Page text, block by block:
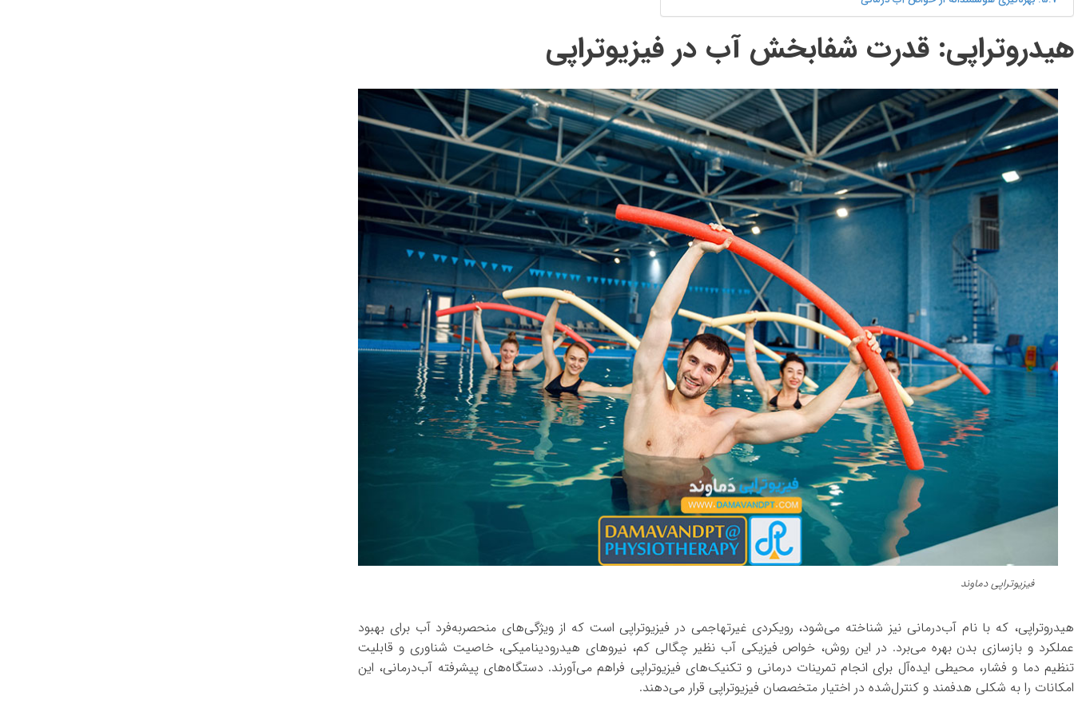
هیدروتراپی: قدرت شفابخش آب در فیزیوتراپی
فیزیوتراپی دماوند
هیدروتراپی، که با نام آب‌درمانی نیز شناخته می‌شود، رویکردی غیرتهاجمی در فیزیوتراپی است که از ویژگی‌های منحصربه‌فرد آب برای بهبود
عملکرد و بازسازی بدن بهره می‌برد. در این روش، خواص فیزیکی آب نظیر چگالی کم، نیروهای هیدرودینامیکی، خاصیت شناوری و قابلیت
تنظیم دما و فشار، محیطی ایده‌آل برای انجام تمرینات درمانی و تکنیک‌های فیزیوتراپی فراهم می‌آورند. دستگاه‌های پیشرفته آب‌درمانی، این
امکانات را به شکلی هدفمند و کنترل‌شده در اختیار متخصصان فیزیوتراپی قرار می‌دهند.